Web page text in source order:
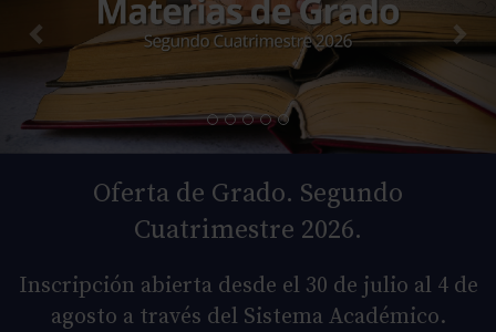
Oferta de Grado. Segundo
Cuatrimestre 2026.
Inscripción abierta desde el 30 de julio al 4 de
agosto a través del Sistema Académico.